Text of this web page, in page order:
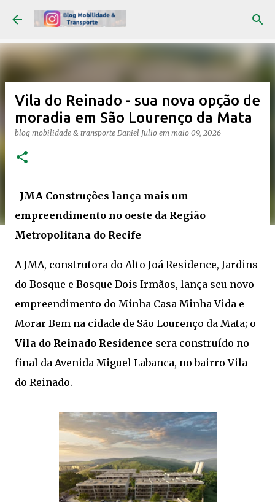
Pular para o conteúdo principal
Vila do Reinado - sua nova opção de
moradia em São Lourenço da Mata
blog mobilidade & transporte Daniel Julio em maio 09, 2026
JMA Construções lança mais um
empreendimento no oeste da Região
Metropolitana do Recife
A JMA, construtora do Alto Joá Residence, Jardins
do Bosque e Bosque Dois Irmãos, lança seu novo
empreendimento do Minha Casa Minha Vida e
Morar Bem na cidade de São Lourenço da Mata; o
Vila do Reinado Residence sera construído no
final da Avenida Miguel Labanca, no bairro Vila
do Reinado.